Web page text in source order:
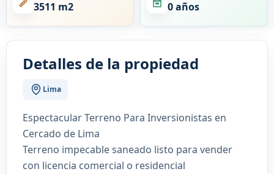
3511 m2 0 años
Detalles de la propiedad
Lima
Espectacular Terreno Para Inversionistas en
Cercado de Lima
Terreno impecable saneado listo para vender
con licencia comercial o residencial